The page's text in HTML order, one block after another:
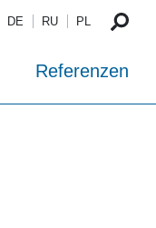
DE RU PL
Referenzen